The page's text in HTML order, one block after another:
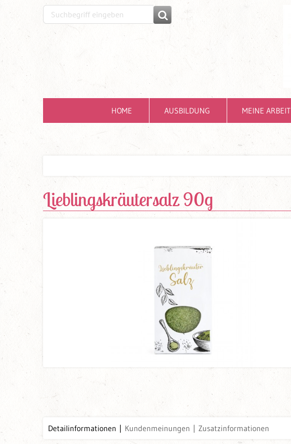
HOME AUSBILDUNG MEINE ARBEIT
Lieblingskräutersalz 90g
Detailinformationen Kundenmeinungen Zusatzinformationen